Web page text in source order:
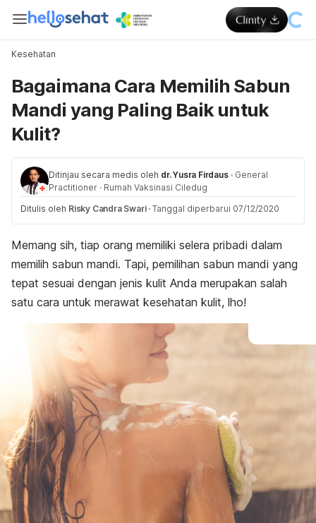
Kesehatan
Bagaimana Cara Memilih Sabun
Mandi yang Paling Baik untuk
Kulit?
Ditinjau secara medis oleh dr. Yusra Firdaus · General
Practitioner · Rumah Vaksinasi Ciledug
Ditulis oleh Risky Candra Swari · Tanggal diperbarui 07/12/2020
Memang sih, tiap orang memiliki selera pribadi dalam
memilih sabun mandi. Tapi, pemilihan sabun mandi yang
tepat sesuai dengan jenis kulit Anda merupakan salah
satu cara untuk merawat kesehatan kulit, lho!